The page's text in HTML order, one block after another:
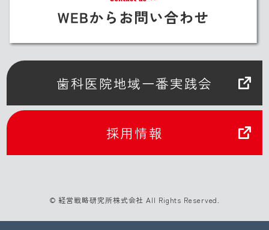
歯科医院地域一番実践会
採用情報
© 経営戦略研究所株式会社 All Rights Reserved.